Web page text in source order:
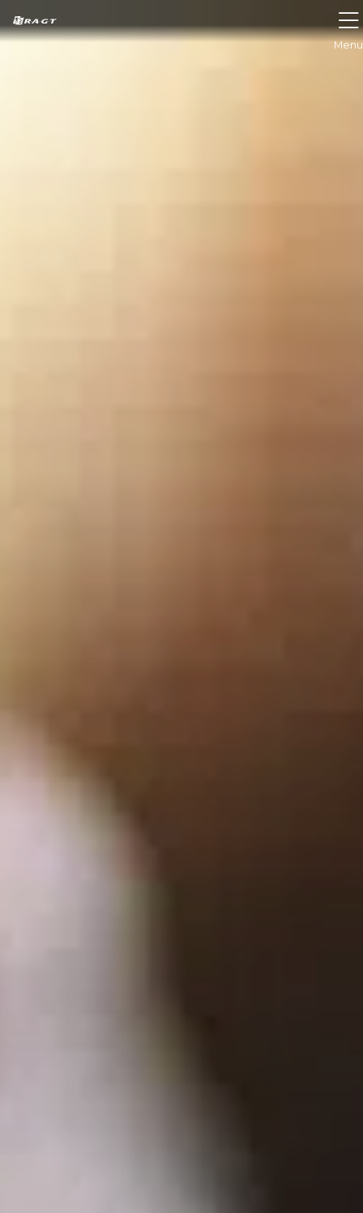
Panel zarządzania plikami cookies
Menu